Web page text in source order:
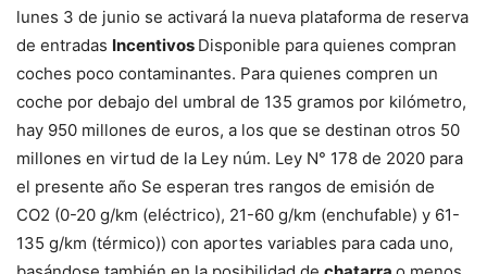
lunes 3 de junio se activará la nueva plataforma de reserva
de entradas Incentivos Disponible para quienes compran
coches poco contaminantes. Para quienes compren un
coche por debajo del umbral de 135 gramos por kilómetro,
hay 950 millones de euros, a los que se destinan otros 50
millones en virtud de la Ley núm. Ley N° 178 de 2020 para
el presente año Se esperan tres rangos de emisión de
CO2 (0-20 g/km (eléctrico), 21-60 g/km (enchufable) y 61-
135 g/km (térmico)) con aportes variables para cada uno,